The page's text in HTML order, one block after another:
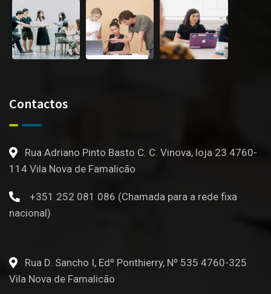
Contactos
Rua Adriano Pinto Basto C. C. Vinova, loja 23 4760-
114 Vila Nova de Famalicão
+351 252 081 086 (Chamada para a rede fixa
nacional)
Rua D. Sancho I, Edº Ponthierry, Nº 535 4760-325
Vila Nova de Famalicão